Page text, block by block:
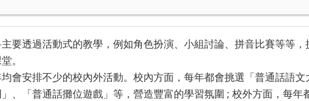
要透過活動式的教學，例如角色扮演、小組討論、拼音比賽等等
。
會安排不少的校內外活動。校內方面，每年都會挑選「普通話語
、「普通話攤位遊戲」等，營造豐富的學習氛圍 ; 校外方面，每年